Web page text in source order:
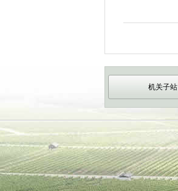
机关子站